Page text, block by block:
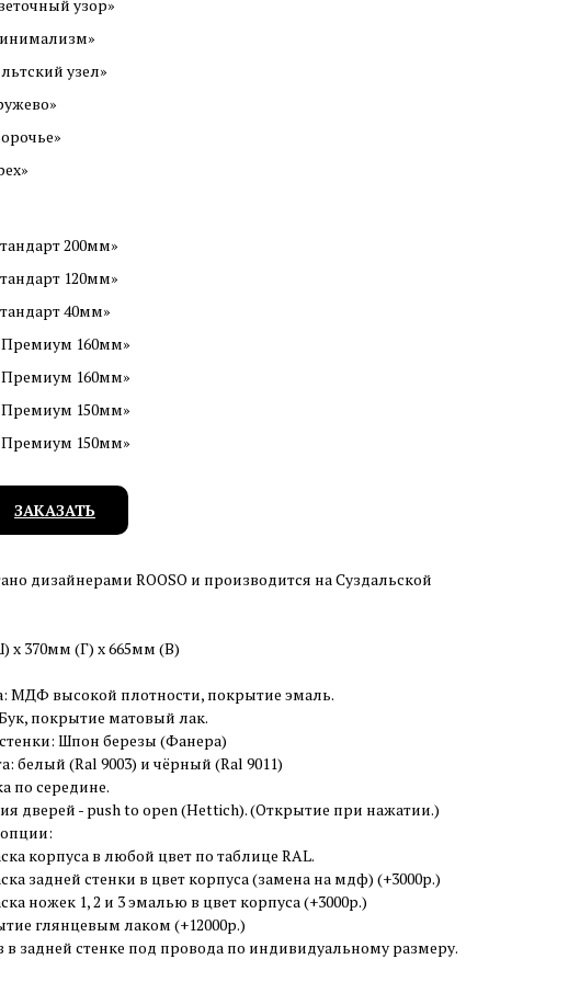
узор»
узел»
200мм»
120мм»
40мм»
160мм»
160мм»
150мм»
150мм»
ЗАКАЗАТЬ
дизайнерами ROOSO и производится на Суздальской
x 370мм (Г) x 665мм (В)
МДФ высокой плотности, покрытие эмаль.
покрытие матовый лак.
Шпон березы (Фанера)
белый (Ral 9003) и чёрный (Ral 9011)
по середине.
дверей - push to open (Hettich). (Открытие при нажатии.)
корпуса в любой цвет по таблице RAL.
задней стенки в цвет корпуса (замена на мдф) (+3000р.)
ножек 1, 2 и 3 эмалью в цвет корпуса (+3000р.)
глянцевым лаком (+12000р.)
задней стенке под провода по индивидуальному размеру.